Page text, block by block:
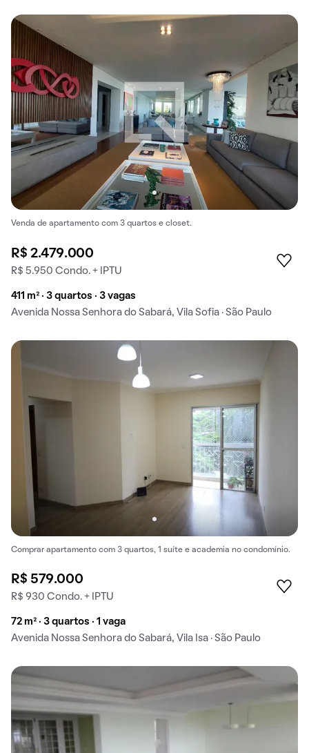
Venda de apartamento com 3 quartos e closet.
R$ 2.479.000
R$ 5.950 Condo. + IPTU
411 m² · 3 quartos · 3 vagas
Avenida Nossa Senhora do Sabará, Vila Sofia · São Paulo
Comprar apartamento com 3 quartos, 1 suíte e academia no condomínio.
R$ 579.000
R$ 930 Condo. + IPTU
72 m² · 3 quartos · 1 vaga
Avenida Nossa Senhora do Sabará, Vila Isa · São Paulo